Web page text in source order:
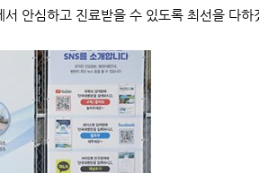
안심하고 진료받을 수 있도록 최선을 다하